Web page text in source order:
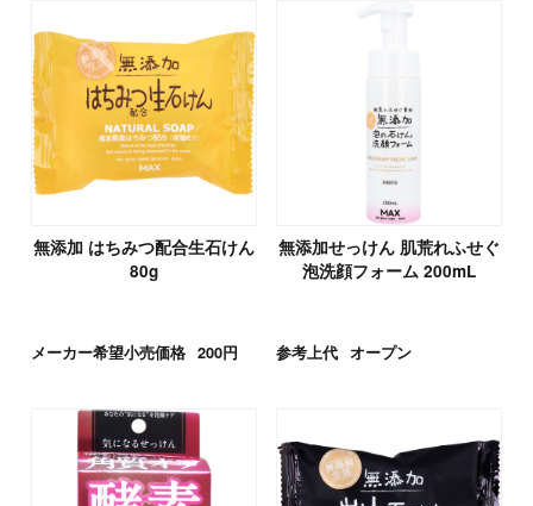
無添加 はちみつ配合生石けん
80g
メーカー希望小売価格 200円
無添加せっけん 肌荒れふせぐ
泡洗顔フォーム 200mL
参考上代 オープン